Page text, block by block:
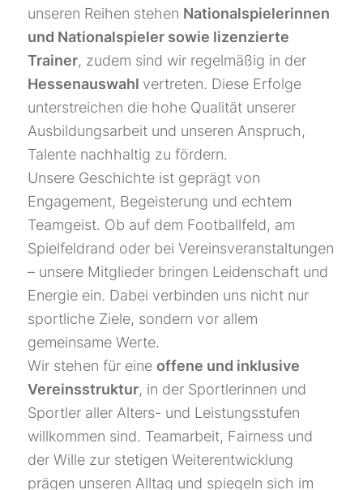
unseren Reihen stehen Nationalspielerinnen
und Nationalspieler sowie lizenzierte
Trainer, zudem sind wir regelmäßig in der
Hessenauswahl vertreten. Diese Erfolge
unterstreichen die hohe Qualität unserer
Ausbildungsarbeit und unseren Anspruch,
Talente nachhaltig zu fördern.
Unsere Geschichte ist geprägt von
Engagement, Begeisterung und echtem
Teamgeist. Ob auf dem Footballfeld, am
Spielfeldrand oder bei Vereinsveranstaltungen
– unsere Mitglieder bringen Leidenschaft und
Energie ein. Dabei verbinden uns nicht nur
sportliche Ziele, sondern vor allem
gemeinsame Werte.
Wir stehen für eineoffene und inklusive
Vereinsstruktur, in der Sportlerinnen und
Sportler aller Alters- und Leistungsstufen
willkommen sind. Teamarbeit, Fairness und
der Wille zur stetigen Weiterentwicklung
prägen unseren Alltag und spiegeln sich im